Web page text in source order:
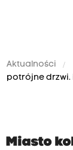
Aktualności
potrójne drzwi.
Miasto